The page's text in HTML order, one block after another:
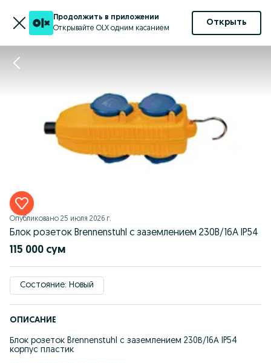
Продолжить в приложении
Открывайте OLX одним касанием
Открыть
Опубликовано 25 июля 2026 г.
Блок розеток Brennenstuhl с заземлением 230В/16А IP54
115 000 сум
Состояние: Новый
ОПИСАНИЕ
Блок розеток Brennenstuhl с заземлением 230В/16А IP54
корпус пластик